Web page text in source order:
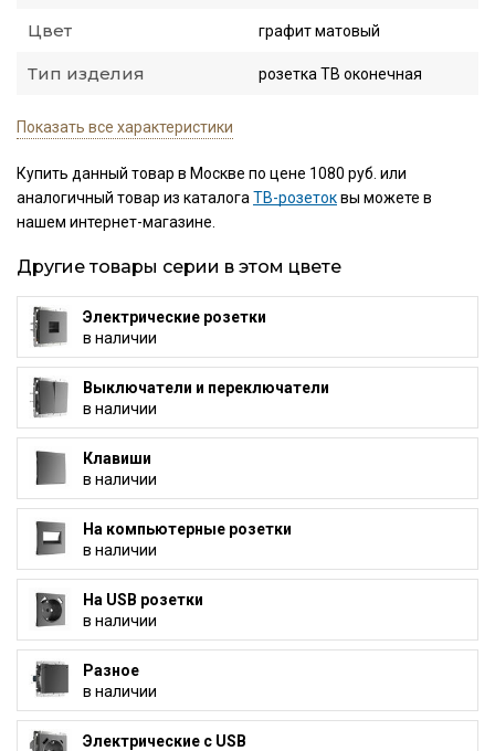
Цвет графит матовый
Тип изделия розетка ТВ оконечная
Показать все характеристики
Купить данный товар в Москве по цене 1080 руб. или
аналогичный товар из каталогаТВ-розетоквы можете в
нашем интернет-магазине.
Другие товары серии в этом цвете
Электрические розетки
в наличии
Выключатели и переключатели
в наличии
Клавиши
в наличии
На компьютерные розетки
в наличии
На USB розетки
в наличии
Разное
в наличии
Электрические с USB